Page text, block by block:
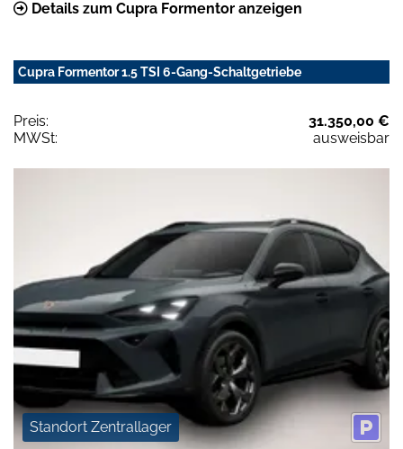
Details zum Cupra Formentor anzeigen
Cupra Formentor 1.5 TSI 6-Gang-Schaltgetriebe
Preis:
31.350,00 €
MWSt:
ausweisbar
Standort Zentrallager